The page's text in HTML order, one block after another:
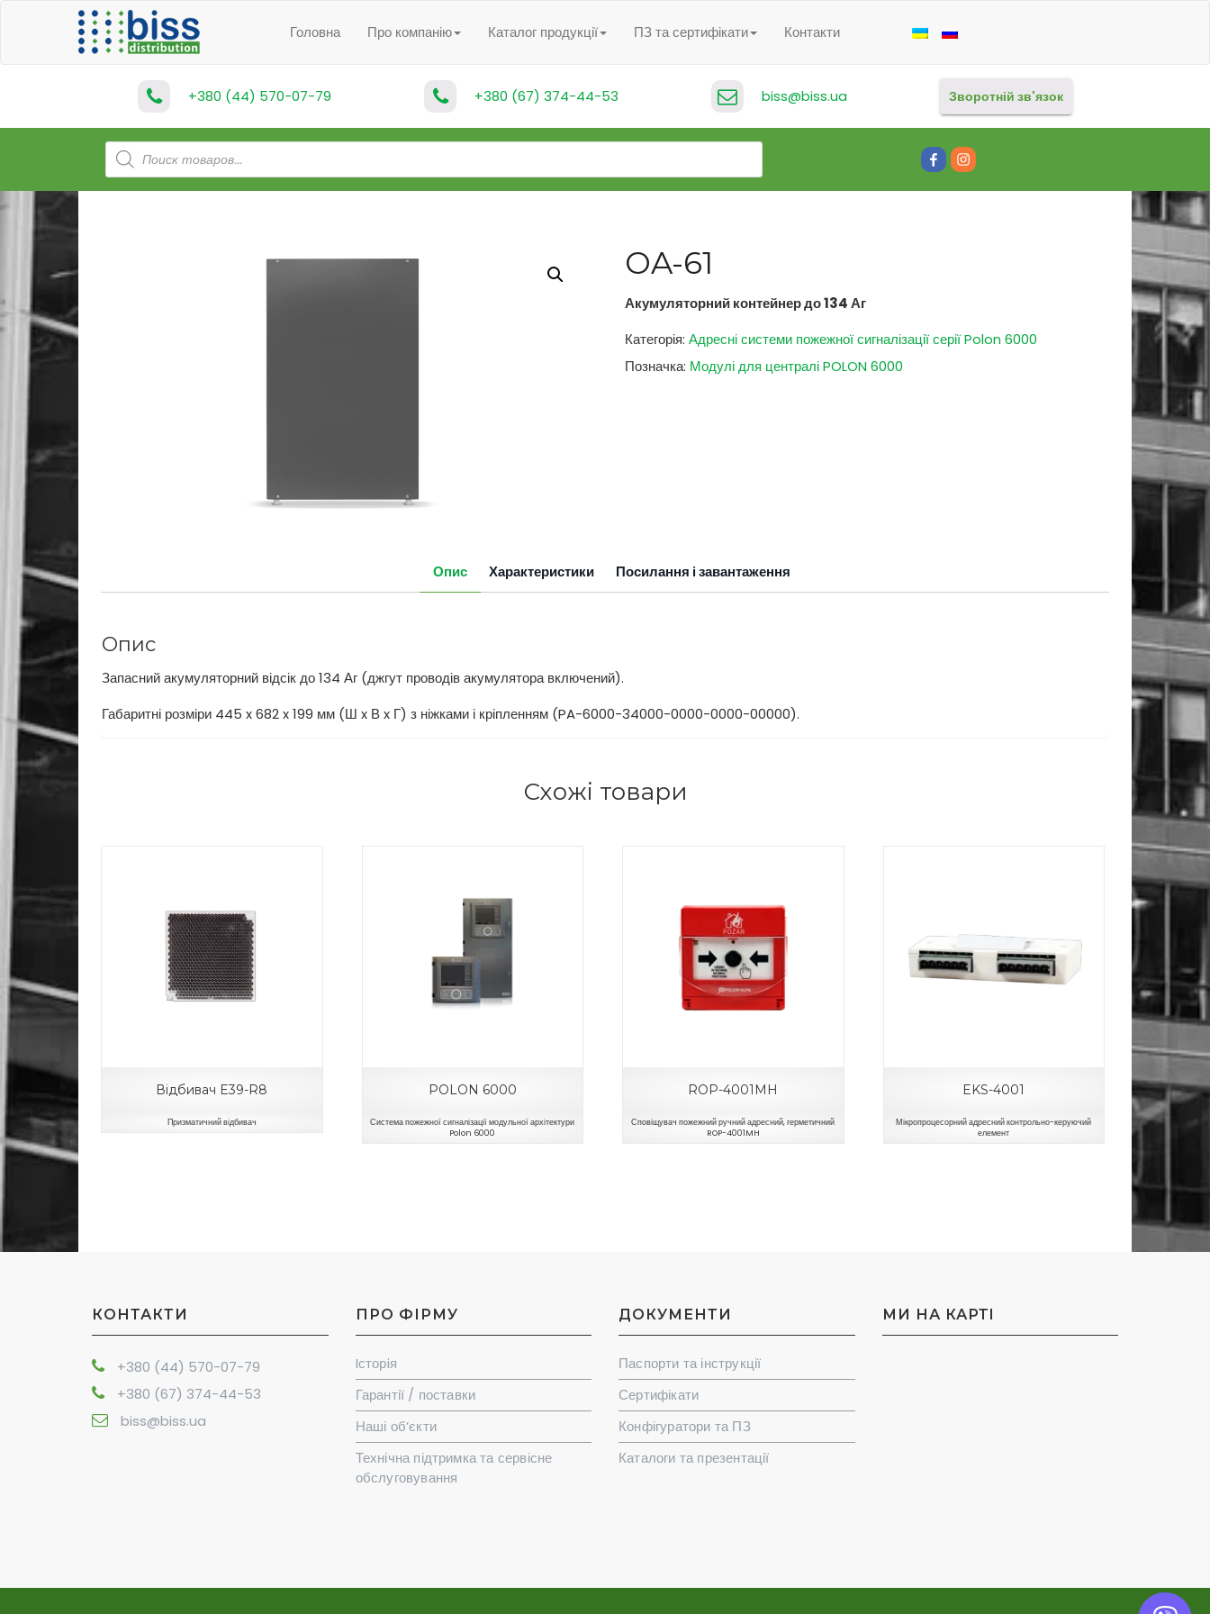
Головна Про компанію Каталог продукції ПЗ та сертифікати Контакти
+380 (44) 570-07-79 +380 (67) 374-44-53 biss@biss.ua Зворотній зв'язок
Products
search
FacebookInstagram
OA-61
Акумуляторний контейнер до 134 Аг
Категорія:Адресні системи пожежної сигналізації серії Polon 6000
Позначка: Модулі для централі POLON 6000
Опис Характеристики Посилання і завантаження
Опис
Запасний акумуляторний відсік до 134 Аг (джгут проводів акумулятора включений).
Габаритні розміри 445 x 682 x 199 мм (Ш x В x Г) з ніжками і кріпленням (PA-6000-34000-0000-0000-00000).
Схожі товари
Відбивач E39-R8
Призматичний відбивач
POLON 6000
Система пожежної сигналізації модульної архітектури
Polon 6000
ROP-4001MH
Сповіщувач пожежний ручний адресний, герметичний
ROP-4001MH
EKS-4001
Мікропроцесорний адресний контрольно-керуючий
елемент
КОНТАКТИ
+380 (44) 570-07-79
+380 (67) 374-44-53
biss@biss.ua
ПРО ФІРМУ
Iсторiя
Гарантії / поставки
Наші об’єкти
Технічна підтримка та сервісне
обслуговування
ДОКУМЕНТИ
Паспорти та інструкції
Сертифікати
Конфігуратори та ПЗ
Каталоги та презентації
МИ НА КАРТI